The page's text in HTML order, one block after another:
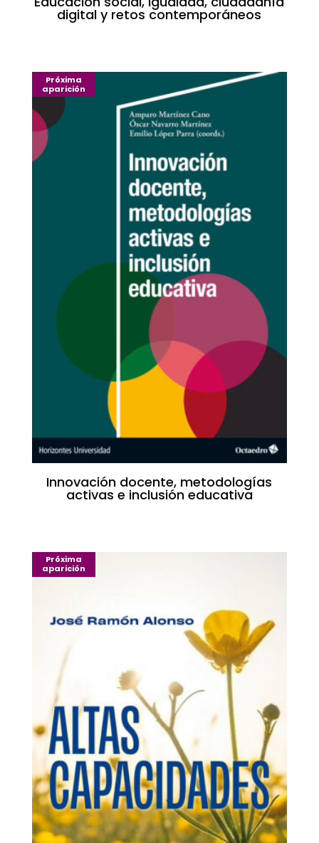
digital y retos contemporáneos
Próxima
aparición
Innovación docente, metodologías
activas e inclusión educativa
Próxima
aparición